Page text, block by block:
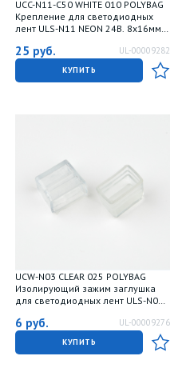
UCC-N11-C50 WHITE 010 POLYBAG
Крепление для светодиодных
лент ULS-N11 NEON 24В. 8x16мм.
Uniel
25 руб. UL-00009282
КУПИТЬ
UCW-N03 CLEAR 025 POLYBAG
Изолирующий зажим заглушка
для светодиодных лент ULS-N03
прозрачный. 25 штук в пакете. TM
Uniel
6 руб. UL-00009276
КУПИТЬ